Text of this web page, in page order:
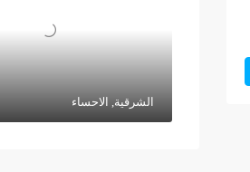
الشرقية, الاحساء